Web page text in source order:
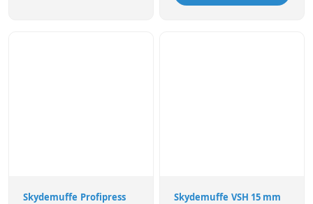
Skydemuffe Profipress
Skydemuffe VSH 15 mm